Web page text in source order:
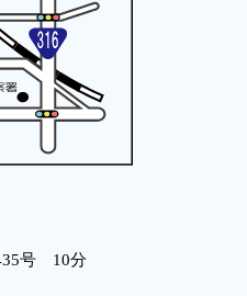
号 10分